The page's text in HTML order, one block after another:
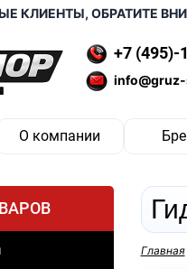
ОБРАТИТЕ
+7 (495)-
О компании
Главная